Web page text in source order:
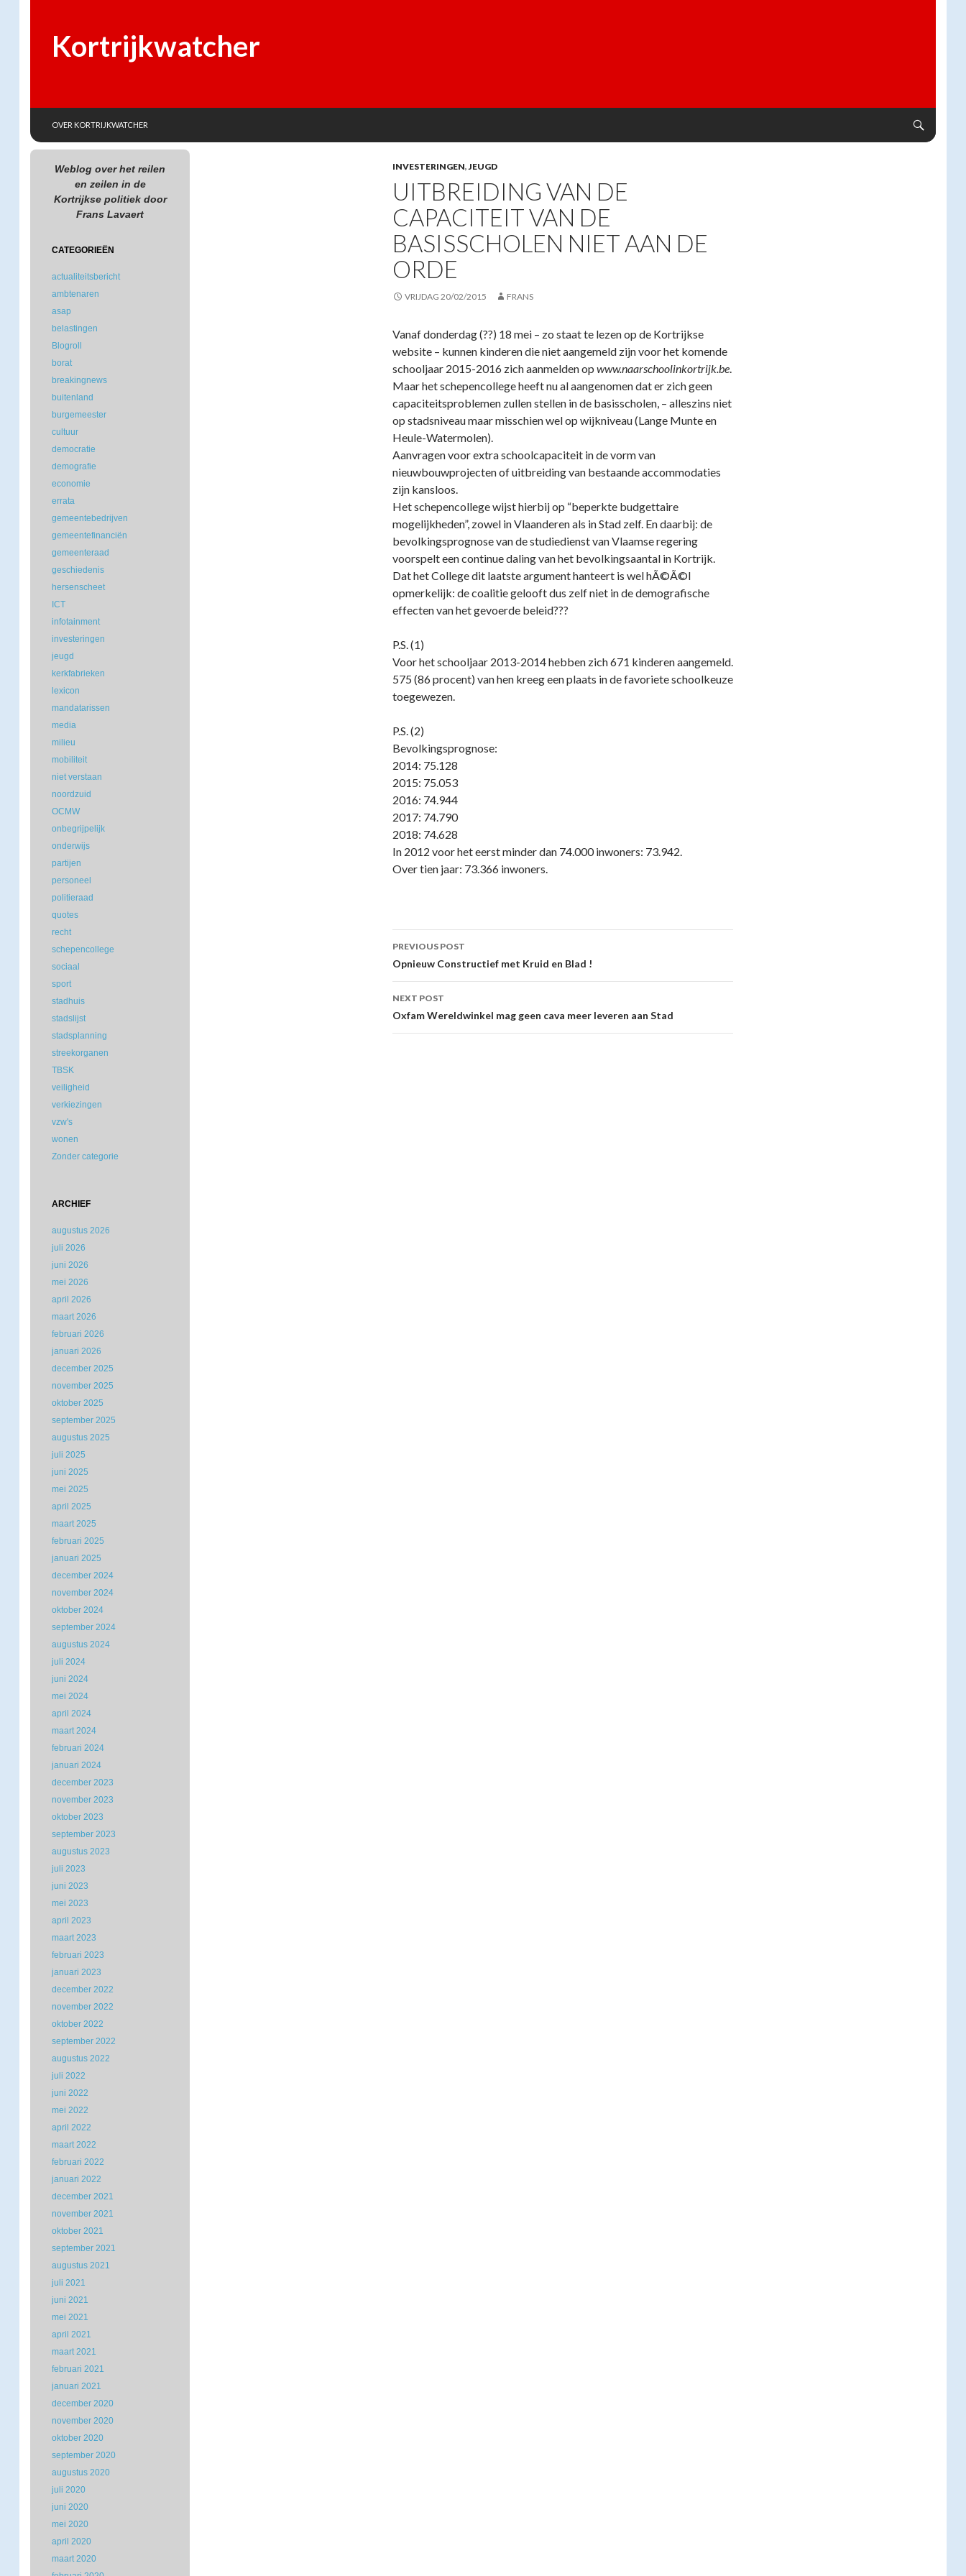
Kortrijkwatcher
OVER KORTRIJKWATCHER
INVESTERINGEN,JEUGD
UITBREIDING VAN DE
CAPACITEIT VAN DE
BASISSCHOLEN NIET AAN DE
ORDE
VRIJDAG 20/02/2015 FRANS
Vanaf donderdag (??) 18 mei – zo staat te lezen op de Kortrijkse
website – kunnen kinderen die niet aangemeld zijn voor het komende
schooljaar 2015-2016 zich aanmelden op www.naarschoolinkortrijk.be.
Maar het schepencollege heeft nu al aangenomen dat er zich geen
capaciteitsproblemen zullen stellen in de basisscholen, – alleszins niet
op stadsniveau maar misschien wel op wijkniveau (Lange Munte en
Heule-Watermolen).
Aanvragen voor extra schoolcapaciteit in de vorm van
nieuwbouwprojecten of uitbreiding van bestaande accommodaties
zijn kansloos.
Het schepencollege wijst hierbij op “beperkte budgettaire
mogelijkheden”, zowel in Vlaanderen als in Stad zelf. En daarbij: de
bevolkingsprognose van de studiedienst van Vlaamse regering
voorspelt een continue daling van het bevolkingsaantal in Kortrijk.
Dat het College dit laatste argument hanteert is wel hÃ©Ã©l
opmerkelijk: de coalitie gelooft dus zelf niet in de demografische
effecten van het gevoerde beleid???
P.S. (1)
Voor het schooljaar 2013-2014 hebben zich 671 kinderen aangemeld.
575 (86 procent) van hen kreeg een plaats in de favoriete schoolkeuze
toegewezen.
P.S. (2)
Bevolkingsprognose:
2014: 75.128
2015: 75.053
2016: 74.944
2017: 74.790
2018: 74.628
In 2012 voor het eerst minder dan 74.000 inwoners: 73.942.
Over tien jaar: 73.366 inwoners.
Post
navigation
PREVIOUS POST
Opnieuw Constructief met Kruid en Blad !
NEXT POST
Oxfam Wereldwinkel mag geen cava meer leveren aan Stad
Weblog over het reilen
en zeilen in de
Kortrijkse politiek door
Frans Lavaert
CATEGORIEËN
actualiteitsbericht
ambtenaren
asap
belastingen
Blogroll
borat
breakingnews
buitenland
burgemeester
cultuur
democratie
demografie
economie
errata
gemeentebedrijven
gemeentefinanciën
gemeenteraad
geschiedenis
hersenscheet
ICT
infotainment
investeringen
jeugd
kerkfabrieken
lexicon
mandatarissen
media
milieu
mobiliteit
niet verstaan
noordzuid
OCMW
onbegrijpelijk
onderwijs
partijen
personeel
politieraad
quotes
recht
schepencollege
sociaal
sport
stadhuis
stadslijst
stadsplanning
streekorganen
TBSK
veiligheid
verkiezingen
vzw's
wonen
Zonder categorie
ARCHIEF
augustus 2026
juli 2026
juni 2026
mei 2026
april 2026
maart 2026
februari 2026
januari 2026
december 2025
november 2025
oktober 2025
september 2025
augustus 2025
juli 2025
juni 2025
mei 2025
april 2025
maart 2025
februari 2025
januari 2025
december 2024
november 2024
oktober 2024
september 2024
augustus 2024
juli 2024
juni 2024
mei 2024
april 2024
maart 2024
februari 2024
januari 2024
december 2023
november 2023
oktober 2023
september 2023
augustus 2023
juli 2023
juni 2023
mei 2023
april 2023
maart 2023
februari 2023
januari 2023
december 2022
november 2022
oktober 2022
september 2022
augustus 2022
juli 2022
juni 2022
mei 2022
april 2022
maart 2022
februari 2022
januari 2022
december 2021
november 2021
oktober 2021
september 2021
augustus 2021
juli 2021
juni 2021
mei 2021
april 2021
maart 2021
februari 2021
januari 2021
december 2020
november 2020
oktober 2020
september 2020
augustus 2020
juli 2020
juni 2020
mei 2020
april 2020
maart 2020